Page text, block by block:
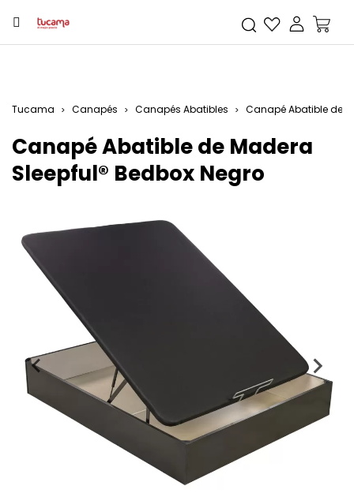
Tucama Canapés Canapés Abatibles Canapé Abatible de
Canapé Abatible de Madera
Sleepful® Bedbox Negro